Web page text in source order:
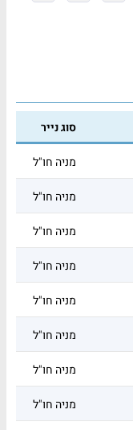
סוג נייר
מניה חו"ל
מניה חו"ל
מניה חו"ל
מניה חו"ל
מניה חו"ל
מניה חו"ל
מניה חו"ל
מניה חו"ל